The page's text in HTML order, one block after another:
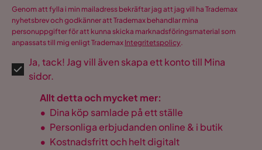
Genom att fylla i min mailadress bekräftar jag att jag vill ha Trademax
nyhetsbrev och godkänner att Trademax behandlar mina
personuppgifter för att kunna skicka marknadsföringsmaterial som
anpassats till mig enligt Trademax Integritetspolicy.
Ja, tack! Jag vill även skapa ett konto till Mina
sidor.
Allt detta och mycket mer:
• Dina köp samlade på ett ställe
• Personliga erbjudanden online & i butik
• Kostnadsfritt och helt digitalt